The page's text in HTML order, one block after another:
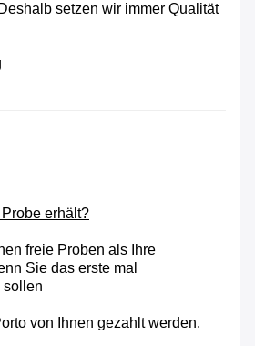
setzen wir immer Qualität
erhält?
freie Proben als Ihre
Sie das erste mal
sollen
von Ihnen gezahlt werden.